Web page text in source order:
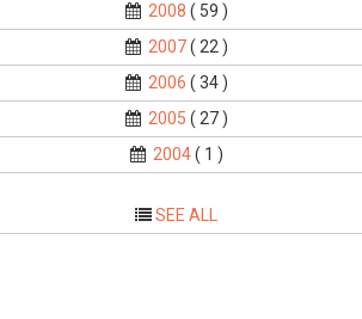
2008 ( 59 )
2007 ( 22 )
2006 ( 34 )
2005 ( 27 )
2004 ( 1 )
SEE ALL